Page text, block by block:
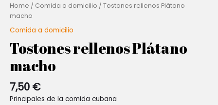
Home / Comida a domicilio / Tostones rellenos Plátano
macho
Comida a domicilio
Tostones rellenos Plátano
macho
7,50 €
Principales de la comida cubana